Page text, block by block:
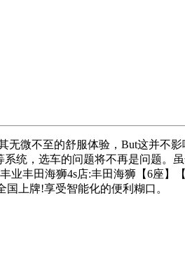
微不至的舒服体验，But这并不影
统，选车的问题将不再是问题。虽
丰田海狮4s店:丰田海狮【6座】
上牌!享受智能化的便利糊口。